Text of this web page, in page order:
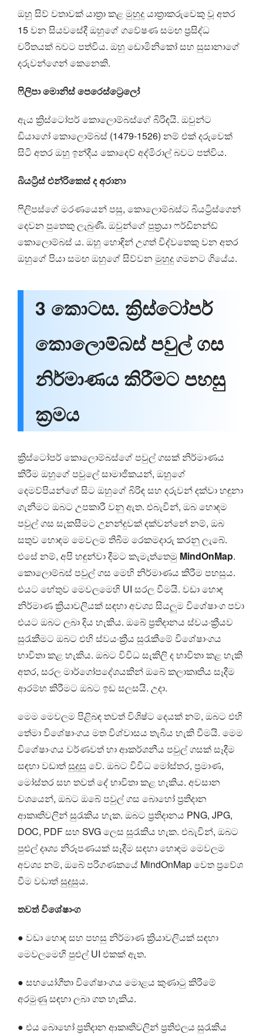
ඔහු සිව් වතාවක් යාත්‍රා කළ මුහුදු යාත්‍රාකරුවෙකු වූ අතර
15 වන සියවසේදී ඔහුගේ ගවේෂණ සමඟ ප්‍රසිද්ධ
චරිතයක් බවට පත්විය. ඔහු ඩොමිනිකෝ සහ සුසානාගේ
දරුවන්ගෙන් කෙනෙකි.
ෆිලිපා මොනිස් පෙරෙස්ට්‍රෙලෝ
ඇය ක්‍රිස්ටෝපර් කොලොම්බස්ගේ බිරිඳයි. ඔවුන්ට
ඩියාගෝ කොලොම්බස් (1479-1526) නම් එක් දරුවෙක්
සිටි අතර ඔහු ඉන්දීය කොදෙව් අද්මිරාල් බවට පත්විය.
බියට්‍රිස් එන්රිකෙස් ද අරානා
ෆිලිපස්ගේ මරණයෙන් පසු, කොලොම්බස්ට බියට්‍රිස්ගෙන්
දෙවන පුතෙකු ලැබුණි. ඔවුන්ගේ පුත්‍රයා ෆර්ඩිනන්ඩ්
කොලොම්බස් ය. ඔහු හොඳින් උගත් විද්වතෙකු වන අතර
ඔහුගේ පියා සමඟ ඔහුගේ සිව්වන මුහුදු ගමනට ගියේය.
3 කොටස. ක්‍රිස්ටෝපර්
කොලොම්බස් පවුල් ගස
නිර්මාණය කිරීමට පහසු
ක්‍රමය
ක්‍රිස්ටෝපර් කොලොම්බස්ගේ පවුල් ගසක් නිර්මාණය
කිරීම ඔහුගේ පවුලේ සාමාජිකයන්, ඔහුගේ
දෙමව්පියන්ගේ සිට ඔහුගේ බිරිඳ සහ දරුවන් දක්වා හඳුනා
ගැනීමට ඔබට උපකාරී වනු ඇත. එබැවින්, ඔබ හොඳම
පවුල් ගස සැකසීමට උනන්දුවක් දක්වන්නේ නම්, ඔබ
සතුව හොඳම මෙවලම තිබීම රෙකමදාරු කරනු ලැබේ.
එසේ නම්, අපි හඳුන්වා දීමට කැමැත්තෙමු MindOnMap.
කොලොම්බස් පවුල් ගස මෙහි නිර්මාණය කිරීම පහසුය.
එයට හේතුව මෙවලමෙහි UI සරල වීමයි. වඩා හොඳ
නිර්මාණ ක්‍රියාවලියක් සඳහා අවශ්‍ය සියලුම විශේෂාංග පවා
එයට ඔබට ලබා දිය හැකිය. ඔබේ ප්‍රතිදානය ස්වයංක්‍රීයව
සුරැකීමට ඔබට එහි ස්වයංක්‍රීය සුරැකීමේ විශේෂාංගය
භාවිතා කළ හැකිය. ඔබට විවිධ සැකිලි ද භාවිතා කළ හැකි
අතර, සරල මාර්ගෝපදේශයකින් ඔබේ කලාකෘතිය සෑදීම
ආරම්භ කිරීමට ඔබට ඉඩ සලසයි. උදා.
මෙම මෙවලම පිළිබඳ තවත් විශිෂ්ට දෙයක් නම්, ඔබට එහි
තේමා විශේෂාංගය මත විශ්වාසය තැබිය හැකි වීමයි. මෙම
විශේෂාංගය වර්ණවත් හා ආකර්ශනීය පවුල් ගසක් සෑදීම
සඳහා වඩාත් සුදුසු වේ. ඔබට විවිධ මෝස්තර, ප්‍රමාණ,
මෝස්තර සහ තවත් දේ භාවිතා කළ හැකිය. අවසාන
වශයෙන්, ඔබට ඔබේ පවුල් ගස බොහෝ ප්‍රතිදාන
ආකෘතිවලින් සුරැකිය හැක. ඔබට ප්‍රතිදානය PNG, JPG,
DOC, PDF සහ SVG ලෙස සුරැකිය හැක. එබැවින්, ඔබට
පුළුල් දෘශ්‍ය නිරූපණයක් සෑදීම සඳහා හොඳම මෙවලම
අවශ්‍ය නම්, ඔබේ පරිගණකයේ MindOnMap වෙත ප්‍රවේශ
වීම වඩාත් සුදුසුය.
තවත් විශේෂාංග
● වඩා හොඳ සහ පහසු නිර්මාණ ක්‍රියාවලියක් සඳහා
මෙවලමෙහි පුළුල් UI එකක් ඇත.
● සහයෝගීතා විශේෂාංගය මොළය කුණාටු කිරීමේ
අරමුණු සඳහා ලබා ගත හැකිය.
● එය බොහෝ ප්‍රතිදාන ආකෘතිවලින් ප්‍රතිඵලය සුරැකිය